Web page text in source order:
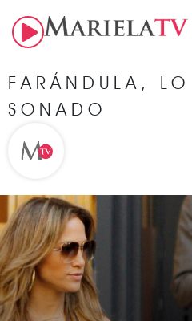
FARÁNDULA ,
SONADO